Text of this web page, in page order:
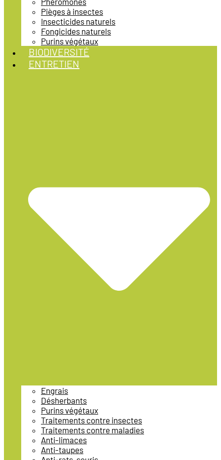
Pièges à insectes
Insecticides naturels
Fongicides naturels
Purins végétaux
BIODIVERSITÉ
ENTRETIEN
Engrais
Désherbants
Purins végétaux
Traitements contre insectes
Traitements contre maladies
Anti-limaces
Anti-taupes